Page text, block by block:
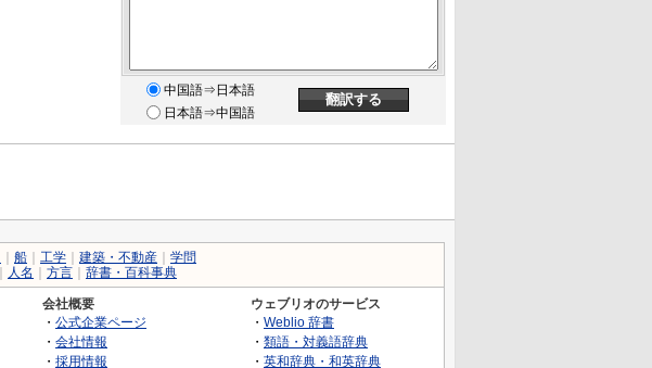
中国語⇒日本語
日本語⇒中国語
船 工学 建築・不動産
学問
人名 方言 辞書・百科事典
会社概要
・ 公式企業ページ
・ 会社情報
・ 採用情報
ウェブリオのサービス
・ Weblio 辞書
・ 類語・対義語辞典
・ 英和辞典・和英辞典